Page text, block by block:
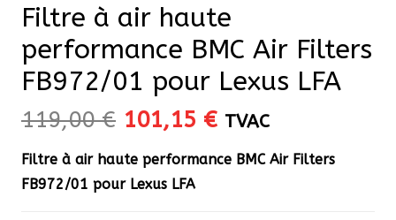
Filtre à air haute
performance BMC Air Filters
FB972/01 pour Lexus LFA
119,00€ Le
initial
était :
101,15 €Le
actuel
TVAC
Filtre à air haute performance BMC Air Filters
FB972/01 pour Lexus LFA